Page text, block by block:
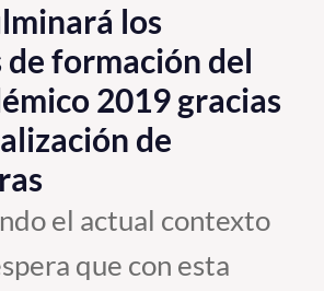
e Innovación
Medio
los
de formación del
2019 gracias
de
el actual contexto
que con esta